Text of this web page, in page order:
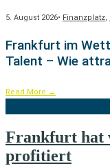
5. August 2026• Finanzplatz,
Frankfurt im
Talent – Wie
Read More →
Frankfurt hat
profitiert